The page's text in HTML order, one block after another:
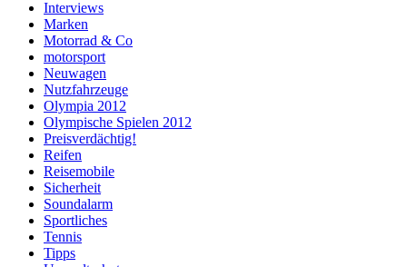
Interviews
Marken
Motorrad & Co
motorsport
Neuwagen
Nutzfahrzeuge
Olympia 2012
Olympische Spielen 2012
Preisverdächtig!
Reifen
Reisemobile
Sicherheit
Soundalarm
Sportliches
Tennis
Tipps